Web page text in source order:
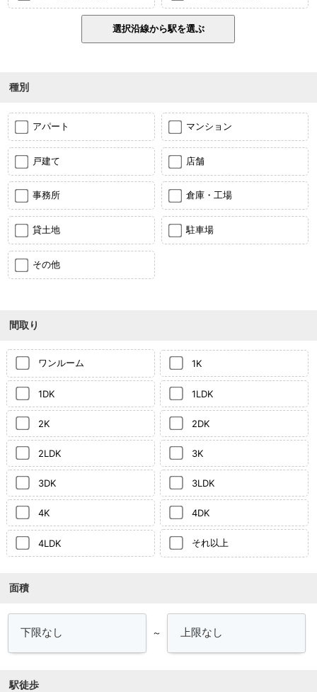
種別
アパート マンション
戸建て 店舗
事務所 倉庫・工場
貸土地 駐車場
その他
間取り
ワンルーム 1K
1DK 1LDK
2K 2DK
2LDK 3K
3DK 3LDK
4K 4DK
4LDK それ以上
面積
～
駅徒歩